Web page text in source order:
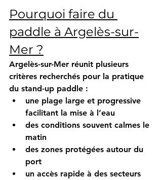
Pourquoi faire du
paddle à Argelès-sur-
Mer ?
Argelès-sur-Mer réunit plusieurs
critères recherchés pour la pratique
du stand-up paddle :
une plage large et progressive
facilitant la mise à l’eau
des conditions souvent calmes le
matin
des zones protégées autour du
port
un accès rapide à des secteurs